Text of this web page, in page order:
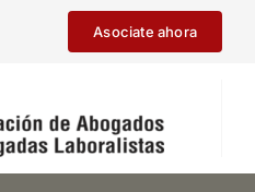
Asociate ahora